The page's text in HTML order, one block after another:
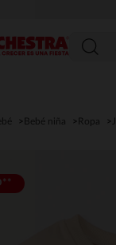
Bebé niña Ropa